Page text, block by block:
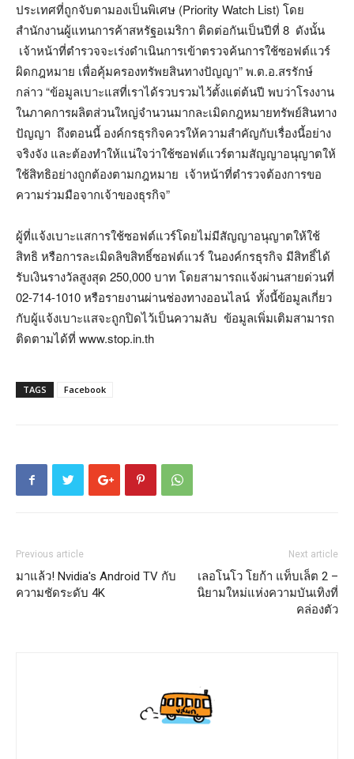
ประเทศที่ถูกจับตามองเป็นพิเศษ (Priority Watch List) โดย
สำนักงานผู้แทนการค้าสหรัฐอเมริกา ติดต่อกันเป็นปีที่ 8 ดังนั้น
เจ้าหน้าที่ตำรวจจะเร่งดำเนินการเข้าตรวจค้นการใช้ซอฟต์แวร์
ผิดกฎหมาย เพื่อคุ้มครองทรัพยสินทางปัญญา” พ.ต.อ.สรรักษ์
กล่าว “ข้อมูลเบาะแสที่เราได้รวบรวมไว้ตั้งแต่ต้นปี พบว่าโรงงาน
ในภาคการผลิตส่วนใหญ่จำนวนมากละเมิดกฎหมายทรัพย์สินทาง
ปัญญา ถึงตอนนี้ องค์กรธุรกิจควรให้ความสำคัญกับเรื่องนี้อย่าง
จริงจัง และต้องทำให้แน่ใจว่าใช้ซอฟต์แวร์ตามสัญญาอนุญาตให้
ใช้สิทธิอย่างถูกต้องตามกฎหมาย เจ้าหน้าที่ตำรวจต้องการขอ
ความร่วมมือจากเจ้าของธุรกิจ”
ผู้ที่แจ้งเบาะแสการใช้ซอฟต์แวร์โดยไม่มีสัญญาอนุญาตให้ใช้
สิทธิ หรือการละเมิดลิขสิทธิ์ซอฟต์แวร์ ในองค์กรธุรกิจ มีสิทธิ์ได้
รับเงินรางวัลสูงสุด 250,000 บาท โดยสามารถแจ้งผ่านสายด่วนที่
02-714-1010 หรือรายงานผ่านช่องทางออนไลน์ ทั้งนี้ข้อมูลเกี่ยว
กับผู้แจ้งเบาะแสจะถูกปิดไว้เป็นความลับ ข้อมูลเพิ่มเติมสามารถ
ติดตามได้ที่ www.stop.in.th
TAGS Facebook
Previous article
มาแล้ว! Nvidia's Android TV กับ
ความชัดระดับ 4K
Next article
เลอโนโว โยก้า แท็บเล็ต 2 –
นิยามใหม่แห่งความบันเทิงที่
คล่องตัว